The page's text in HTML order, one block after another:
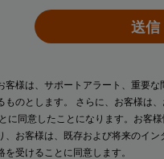
送信
客様は、サポートアラート、重要
のとします。 さらに、お客様は
に同意したことになります。お客
お客様は、既存および将来のイ
受けることに同意します。